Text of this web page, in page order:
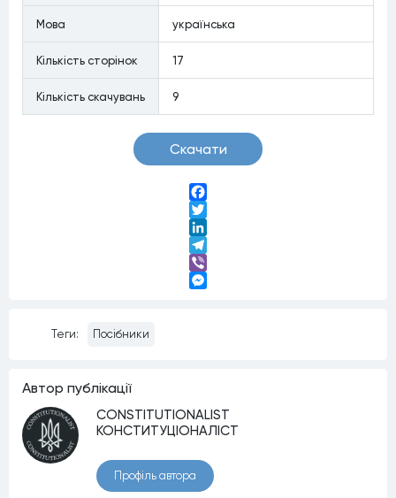
Мова українська
Кiлькiсть сторiнок 17
Кiлькiсть скачувань 9
Скачати
Facebook
Twitter
LinkedIn
Telegram
Viber
Теги: Посібники
Автор публiкацiї
CONSTITUTIONALIST
КОНСТИТУЦІОНАЛІСТ
Профiль автора